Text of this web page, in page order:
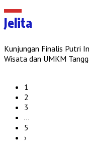
Jelita
Kunjungan Finalis Putri
Wisata dan UMKM
1
2
3
…
5
›